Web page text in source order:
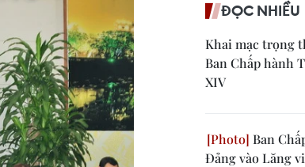
ĐỌC NHIỀU
Khai mạc trọng
Ban Chấp hành
XIV
Ban
Đảng vào Lăng